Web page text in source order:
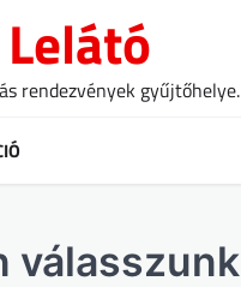
rendezvények gyűjtőhelye.
válasszunk